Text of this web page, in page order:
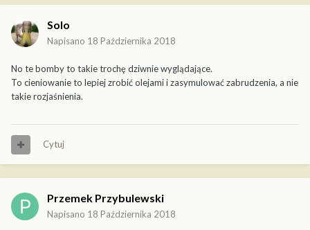
Solo
Napisano 18 Października 2018
No te bomby to takie trochę dziwnie wyglądające.
To cieniowanie to lepiej zrobić olejami i zasymulować zabrudzenia, a nie
takie rozjaśnienia.
Cytuj
Przemek Przybulewski
Napisano 18 Października 2018